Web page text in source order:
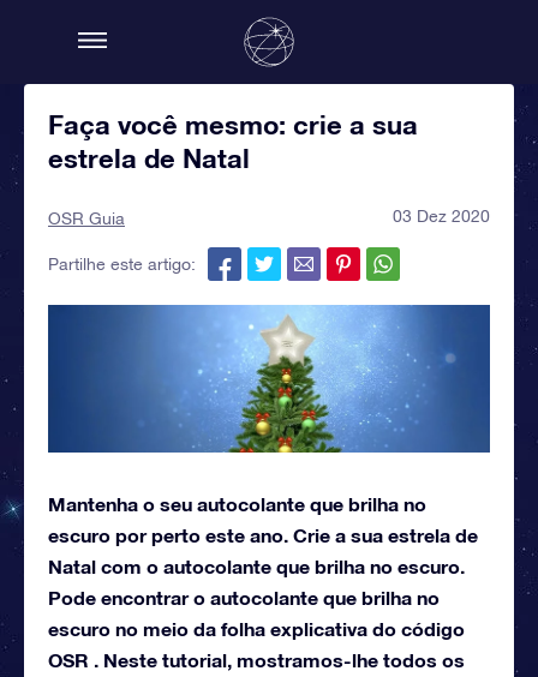
Faça você mesmo: crie a sua
estrela de Natal
OSR Guia 03 Dez 2020
Partilhe este artigo:
Mantenha o seu autocolante que brilha no
escuro por perto este ano. Crie a sua estrela de
Natal com o autocolante que brilha no escuro.
Pode encontrar o autocolante que brilha no
escuro no meio da folha explicativa do código
OSR . Neste tutorial, mostramos-lhe todos os